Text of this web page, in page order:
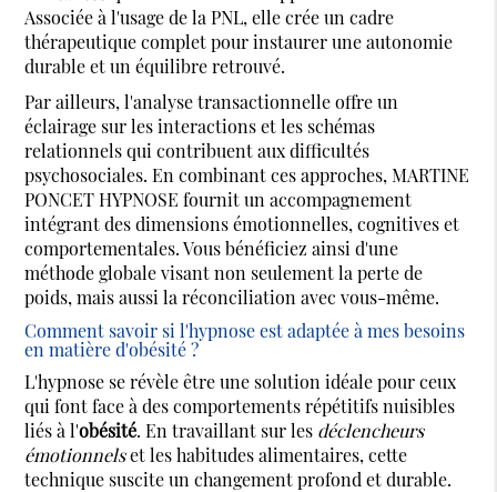
Associée à l'usage de la PNL, elle crée un cadre
thérapeutique complet pour instaurer une autonomie
durable et un équilibre retrouvé.
Par ailleurs, l'analyse transactionnelle offre un
éclairage sur les interactions et les schémas
relationnels qui contribuent aux difficultés
psychosociales. En combinant ces approches, MARTINE
PONCET HYPNOSE fournit un accompagnement
intégrant des dimensions émotionnelles, cognitives et
comportementales. Vous bénéficiez ainsi d'une
méthode globale visant non seulement la perte de
poids, mais aussi la réconciliation avec vous-même.
Comment savoir si l'hypnose est adaptée à mes besoins
en matière d'obésité ?
L'hypnose se révèle être une solution idéale pour ceux
qui font face à des comportements répétitifs nuisibles
liés à l'obésité. En travaillant sur les déclencheurs
émotionnelset les habitudes alimentaires, cette
technique suscite un changement profond et durable.